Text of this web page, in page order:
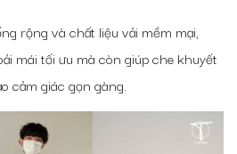
rộng và chất liệu vải mềm mại,
mái tối ưu mà còn giúp che khuyết
cảm giác gọn gàng.